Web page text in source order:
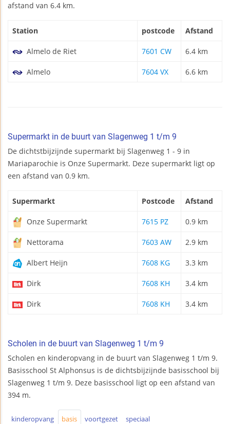
afstand van 6.4 km.
Station postcode Afstand
Almelo de Riet 7601 CW 6.4 km
Almelo 7604 VX 6.6 km
Supermarkt in de buurt van Slagenweg 1 t/m 9
De dichtstbijzijnde supermarkt bij Slagenweg 1 - 9 in
Mariaparochie is Onze Supermarkt. Deze supermarkt ligt op
een afstand van 0.9 km.
Supermarkt Postcode Afstand
Onze Supermarkt 7615 PZ 0.9 km
Nettorama 7603 AW 2.9 km
Albert Heijn 7608 KG 3.3 km
Dirk 7608 KH 3.4 km
Dirk 7608 KH 3.4 km
Scholen in de buurt van Slagenweg 1 t/m 9
Scholen en kinderopvang in de buurt van Slagenweg 1 t/m 9.
Basisschool St Alphonsus is de dichtsbijzijnde basisschool bij
Slagenweg 1 t/m 9. Deze basisschool ligt op een afstand van
394 m.
kinderopvang basis voortgezet speciaal